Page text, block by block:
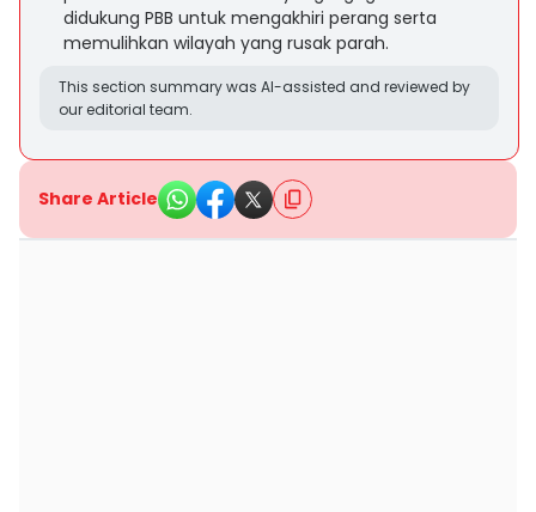
didukung PBB untuk mengakhiri perang serta
memulihkan wilayah yang rusak parah.
This section summary was AI-assisted and reviewed by
our editorial team.
Share Article